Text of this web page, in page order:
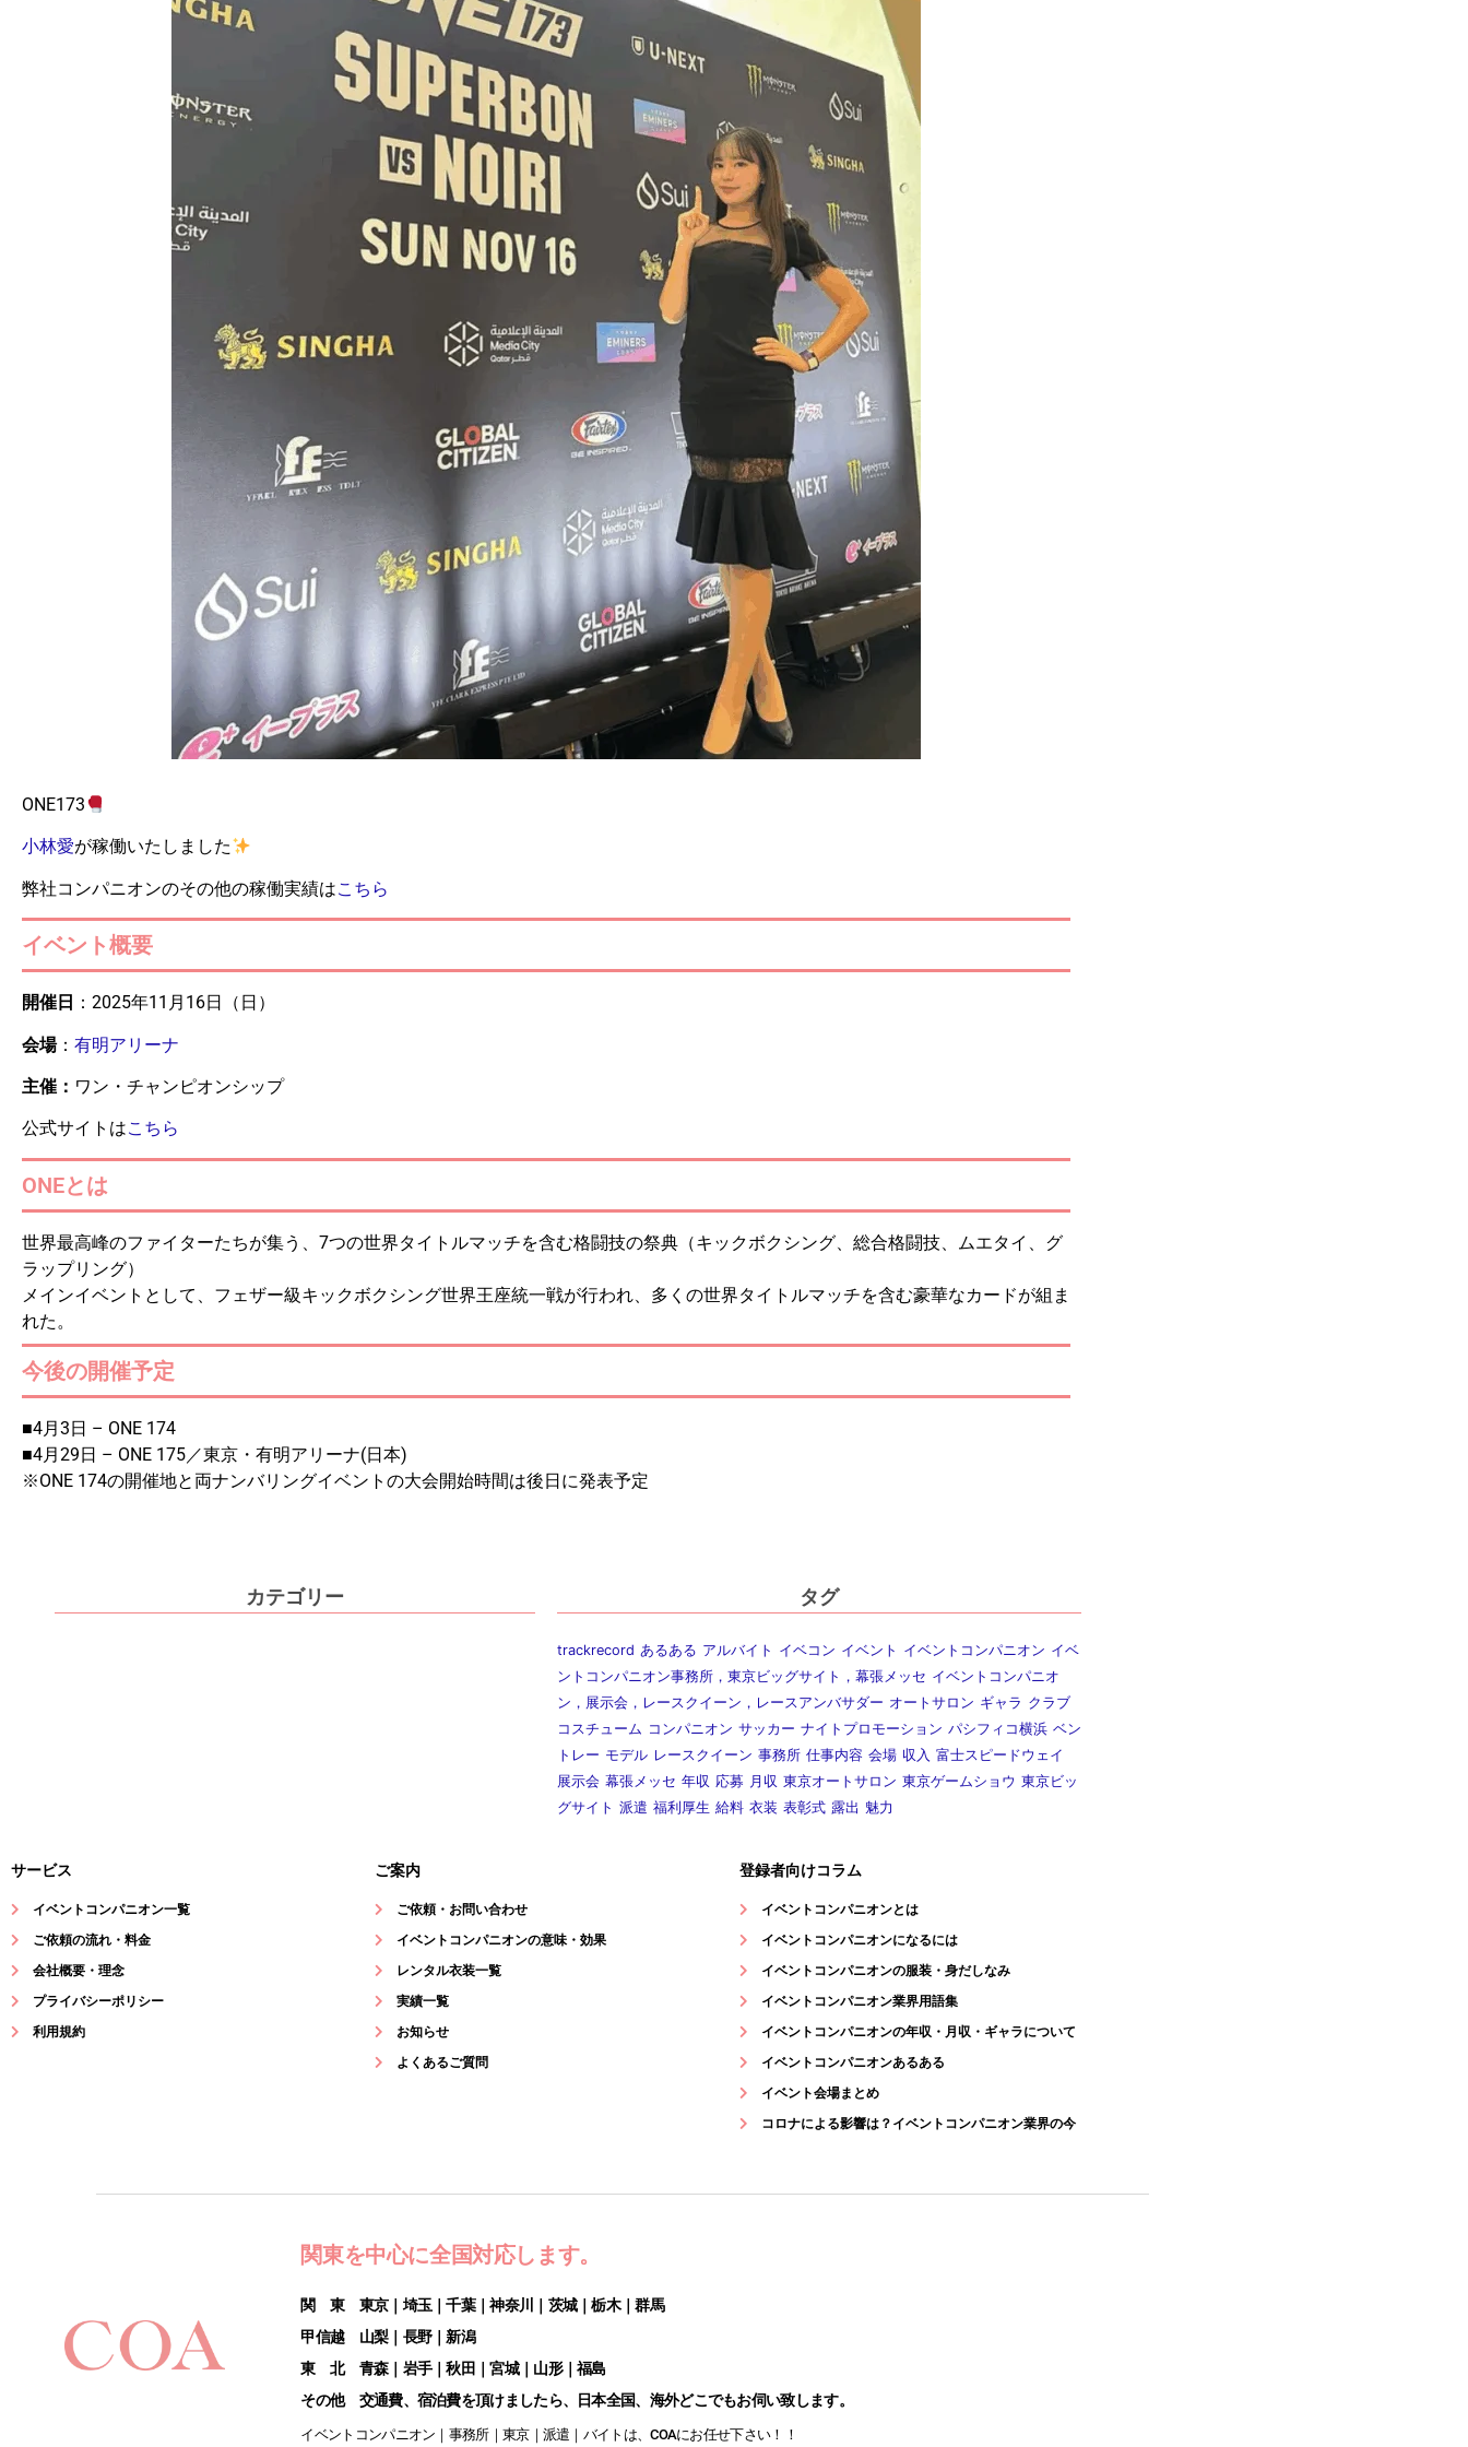
ONE173
小林愛が稼働いたしました
弊社コンパニオンのその他の稼働実績はこちら
イベント概要
開催日 ：2025年11月16日（日）
会場： 有明アリーナ
主催： ワン・チャンピオンシップ
公式サイトはこちら
ONEとは
世界最高峰のファイターたちが集う、7つの世界タイトルマッチを含む格闘技の祭典（キックボクシング、総合格闘技、ムエタイ、グ
ラップリング）
メインイベントとして、フェザー級キックボクシング世界王座統一戦が行われ、多くの世界タイトルマッチを含む豪華なカードが組ま
れた。
今後の開催予定
■4月3日 – ONE 174
■4月29日 – ONE 175／東京・有明アリーナ(日本)
※ONE 174の開催地と両ナンバリングイベントの大会開始時間は後日に発表予定
カテゴリー タグ
trackrecord あるある アルバイト イベコン イベント イベントコンパニオン イベ
ントコンパニオン事務所，東京ビッグサイト，幕張メッセ イベントコンパニオ
ン，展示会，レースクイーン，レースアンバサダー オートサロン ギャラ クラブ
コスチューム コンパニオン サッカー ナイトプロモーション パシフィコ横浜 ベン
トレー モデル レースクイーン 事務所 仕事内容 会場 収入 富士スピードウェイ
展示会 幕張メッセ 年収 応募 月収 東京オートサロン 東京ゲームショウ 東京ビッ
グサイト 派遣 福利厚生 給料 衣装 表彰式 露出 魅力
サービス
イベントコンパニオン一覧
ご依頼の流れ・料金
会社概要・理念
プライバシーポリシー
利用規約
ご案内
ご依頼・お問い合わせ
イベントコンパニオンの意味・効果
レンタル衣装一覧
実績一覧
お知らせ
よくあるご質問
登録者向けコラム
イベントコンパニオンとは
イベントコンパニオンになるには
イベントコンパニオンの服装・身だしなみ
イベントコンパニオン業界用語集
イベントコンパニオンの年収・月収・ギャラについて
イベントコンパニオンあるある
イベント会場まとめ
コロナによる影響は？イベントコンパニオン業界の今
関東を中心に全国対応します。
関 東 東京｜埼玉｜千葉｜神奈川｜茨城｜栃木｜群馬
甲信越 山梨｜長野｜新潟
東 北 青森｜岩手｜秋田｜宮城｜山形｜福島
その他 交通費、宿泊費を頂けましたら、日本全国、海外どこでもお伺い致します。
イベントコンパニオン｜事務所｜東京｜派遣｜バイトは、COAにお任せ下さい！！